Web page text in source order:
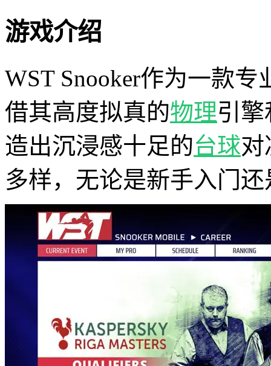
游戏介绍
WST Snooker作为一款专
借其高度拟真的物理引
造出沉浸感十足的台球对
多样，无论是新手入门